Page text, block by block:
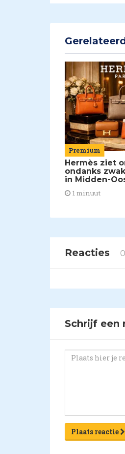
Premium
Hermès ziet
ondanks
in Midden-
1 minuut
Reacties 0
Schrijf een
Plaats reactie